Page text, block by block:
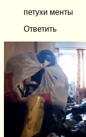
петухи менты
Ответить